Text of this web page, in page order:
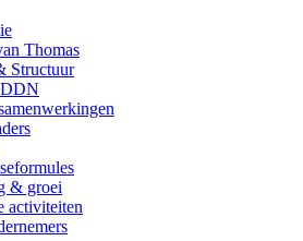
Thomas
Structuur
& groei
activiteiten